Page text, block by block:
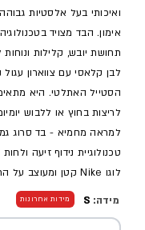
ואיכותי בעל אלסטיות
אימון. הבד מצויד
תחושת יובש, קלילות
לבן קלאסי עם צווארון
הסטייל האתלטי. היא
טכנולוגיית נידוף זיעה
לוגו Nike קטן ומעוצב על החזה
מידה: S מידות אחרונות